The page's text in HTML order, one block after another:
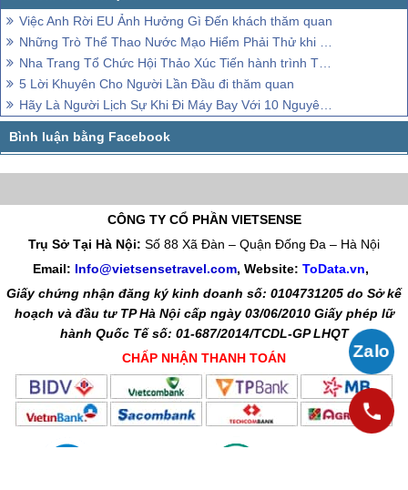
Việc Anh Rời EU Ảnh Hưởng Gì Đến khách thăm quan
Những Trò Thể Thao Nước Mạo Hiểm Phải Thử khi đến Mùa Hè
Nha Trang Tổ Chức Hội Thảo Xúc Tiến hành trình Tại Trung Quốc
5 Lời Khuyên Cho Người Lần Đầu đi thăm quan
Hãy Là Người Lịch Sự Khi Đi Máy Bay Với 10 Nguyên Tắc
CÔNG TY CỔ PHẦN VIETSENSE
Trụ Sở Tại Hà Nội: Số 88 Xã Đàn – Quận Đống Đa – Hà Nội
Email: Info@vietsensetravel.com, Website: ToData.vn,
Giấy chứng nhận đăng ký kinh doanh số: 0104731205 do Sở kế
hoạch và đầu tư TP Hà Nội cấp ngày 03/06/2010 Giấy phép lữ
hành Quốc Tế số: 01-687/2014/TCDL-GP LHQT
CHẤP NHẬN THANH TOÁN